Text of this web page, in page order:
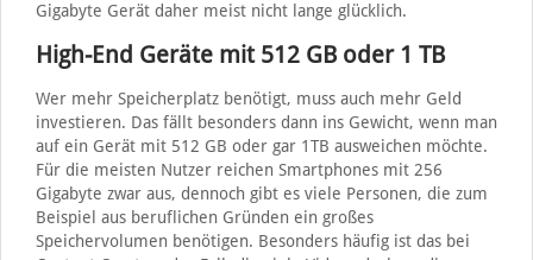
Gigabyte Gerät daher meist nicht lange glücklich.
High-End Geräte mit 512 GB oder 1 TB
Wer mehr Speicherplatz benötigt, muss auch mehr Geld
investieren. Das fällt besonders dann ins Gewicht, wenn man
auf ein Gerät mit 512 GB oder gar 1TB ausweichen möchte.
Für die meisten Nutzer reichen Smartphones mit 256
Gigabyte zwar aus, dennoch gibt es viele Personen, die zum
Beispiel aus beruflichen Gründen ein großes
Speichervolumen benötigen. Besonders häufig ist das bei